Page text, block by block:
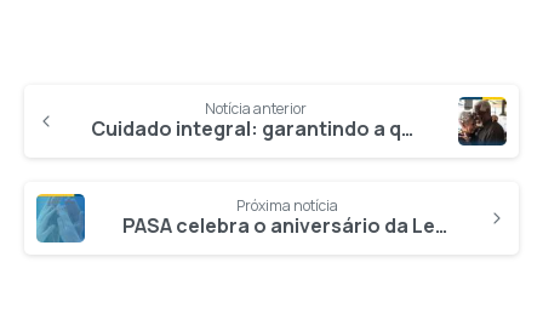
Notícia anterior
Cuidado integral: garantindo a qualidade de vida na terceira idade
Próxima notícia
PASA celebra o aniversário da Lei Anticorrupção